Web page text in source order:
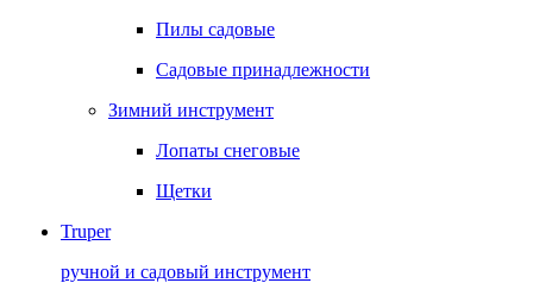
Пилы садовые
Садовые принадлежности
Зимний инструмент
Лопаты снеговые
Щетки
Truper
ручной и садовый инструмент